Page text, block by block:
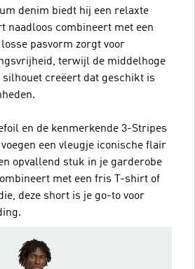
denim biedt hij een relaxte
naadloos combineert met een
pasvorm zorgt voor
terwijl de middelhoge
creëert dat geschikt is
en de kenmerkende 3-Stripes
een vleugje iconische flair
opvallend stuk in je garderobe
met een fris T-shirt of
deze short is je go-to voor